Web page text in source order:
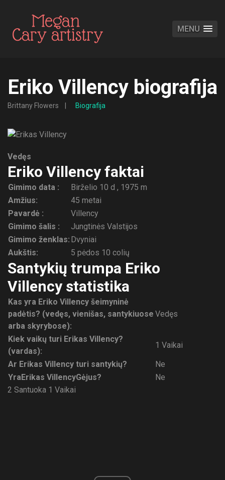
MENU
Eriko Villency biografija
Brittany Flowers Biografija
Vedęs
Eriko Villency faktai
Gimimo data :
Birželio 10 d , 1975 m
Amžius:
45 metai
Pavardė :
Villency
Gimimo šalis :
Jungtinės Valstijos
Gimimo ženklas: Dvyniai
Aukštis:
5 pėdos 10 colių
Santykių trumpa Eriko
Villency statistika
Kas yra Eriko Villency šeimyninė
padėtis? (vedęs, vienišas, santykiuose
arba skyrybose):
Vedęs
Kiek vaikų turi Erikas Villency?
(vardas):
1 Vaikai
Ar Erikas Villency turi santykių?
Ne
YraErikas VillencyGėjus?
Ne
2 Santuoka 1 Vaikai